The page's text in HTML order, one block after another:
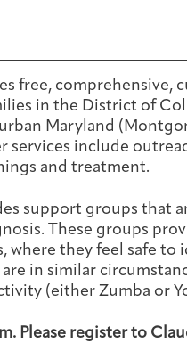
& Wellness Seekers
& Creativity
Story & Impact Data
free, comprehensive,
in the District of
Maryland
services include
and treatment.
support groups that
These groups
they feel safe to
in similar
(either Zumba or
Please register to